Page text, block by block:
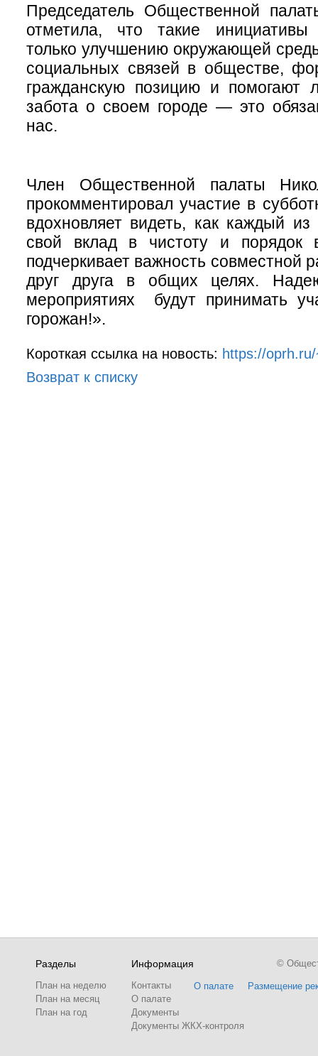
Председатель Общественной
отметила, что такие инициативы
только улучшению окружающей
социальных связей в обществе,
гражданскую позицию и помогают
забота о своем городе — это
нас.
Член Общественной палаты
прокомментировал участие в
вдохновляет видеть, как каждый
свой вклад в чистоту и порядок
подчеркивает важность совместной
друг друга в общих целях.
мероприятиях будут принимать
горожан!».
Короткая ссылка на новость: https://
Возврат к списку
Разделы
План на неделю
План на месяц
План на год
Информация
Контакты
О палате
Документы
Документы ЖКХ-контроля
О палате Размещение
©